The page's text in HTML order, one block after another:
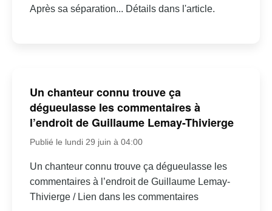
Après sa séparation... Détails dans l'article.
Un chanteur connu trouve ça
dégueulasse les commentaires à
l’endroit de Guillaume Lemay-Thivierge
Publié le lundi 29 juin à 04:00
Un chanteur connu trouve ça dégueulasse les
commentaires à l’endroit de Guillaume Lemay-
Thivierge / Lien dans les commentaires